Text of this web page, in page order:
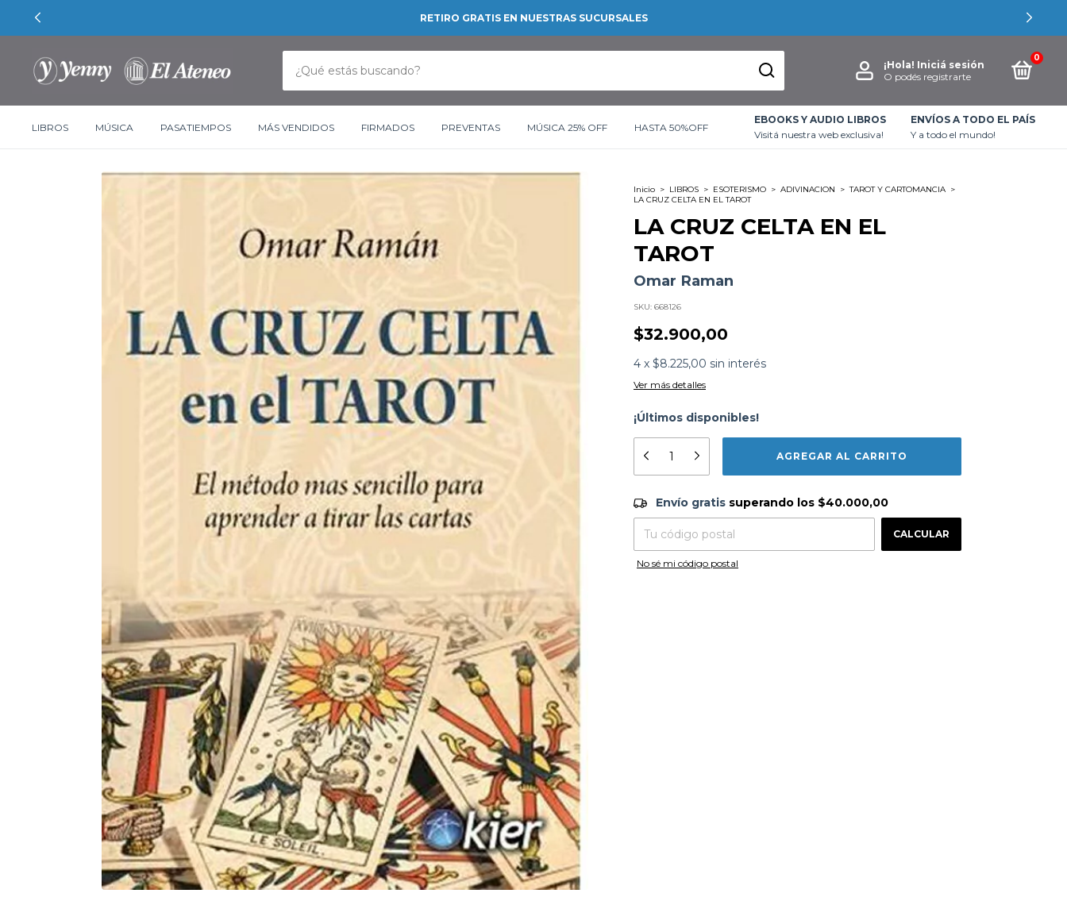
RETIRO GRATIS EN NUESTRAS SUCURSALES
¡Hola! Iniciá sesión
O podés registrarte
0
LIBROS MÚSICA PASATIEMPOS MÁS VENDIDOS FIRMADOS PREVENTAS MÚSICA 25% OFF HASTA 50%OFF
EBOOKS Y AUDIO LIBROS
Visitá nuestra web exclusiva!
ENVÍOS A TODO EL PAÍS
Y a todo el mundo!
Inicio > LIBROS > ESOTERISMO > ADIVINACION > TAROT Y CARTOMANCIA >
LA CRUZ CELTA EN EL TAROT
LA CRUZ CELTA EN EL
TAROT
Omar Raman
SKU: 668126
$32.900,00
4 x $8.225,00 sin interés
Ver más detalles
¡Últimos disponibles!
Envío gratis $40.000,00
Entregas para el CP: CAMBIAR CP
Envío gratis superando los $40.000,00
CALCULAR
No sé mi código postal
Subtítulo:El metodo mas sencillo para aprender a tirar las cartas
Formato:LIBROS
Editorial:Kier Editorial
Encuadernación:
Tapa Blanda
Idioma:Español
ISBN:9789501760149
Páginas:176